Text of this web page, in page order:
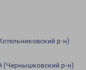
р-н)
(Чернышковский р-н)